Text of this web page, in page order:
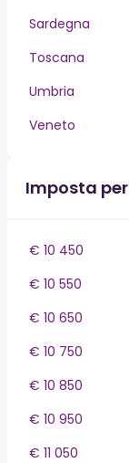
Sardegna
Toscana
Umbria
Veneto
Imposta
€ 10 450
€ 10 550
€ 10 650
€ 10 750
€ 10 850
€ 10 950
€ 11 050